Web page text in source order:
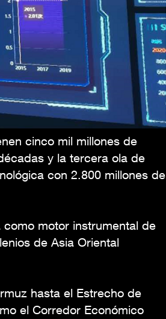
cinco mil millones de
y la tercera ola de
con 2.800 millones de
motor instrumental de
de Asia Oriental
hasta el Estrecho de
el Corredor Económico